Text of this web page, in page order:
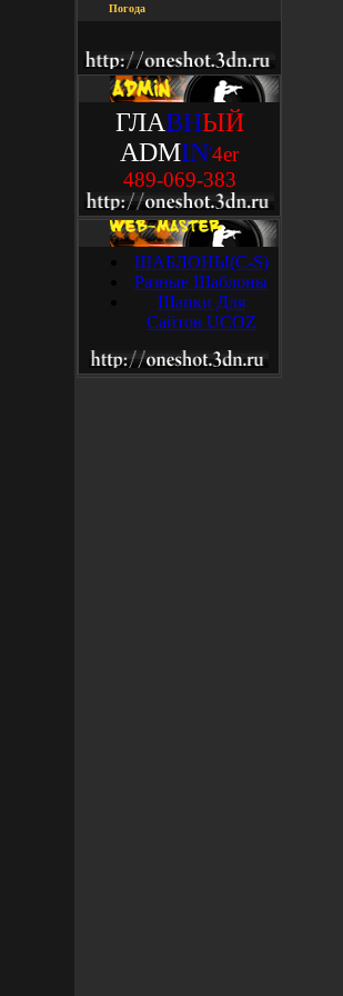
Погода
ГЛАВНЫЙ
ADMIN'4er
489-069-383
ШАБЛОНЫ(C-S)
Разные Шаблоны
Шапки Для
Сайтов UCOZ